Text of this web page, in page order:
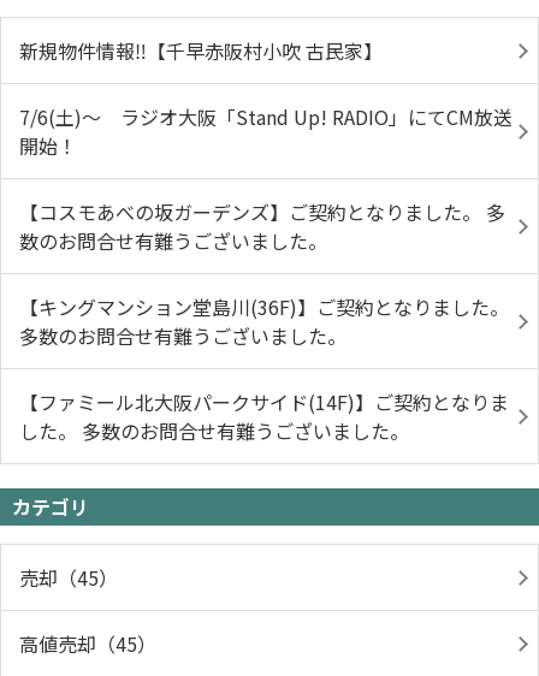
新規物件情報‼【千早赤阪村小吹 古民家】
7/6(土)～ ラジオ大阪「Stand Up! RADIO」にてCM放送
開始！
【コスモあべの坂ガーデンズ】ご契約となりました。 多
数のお問合せ有難うございました。
【キングマンション堂島川(36F)】ご契約となりました。
多数のお問合せ有難うございました。
【ファミール北大阪パークサイド(14F)】ご契約となりま
した。 多数のお問合せ有難うございました。
カテゴリ
売却（45）
高値売却（45）